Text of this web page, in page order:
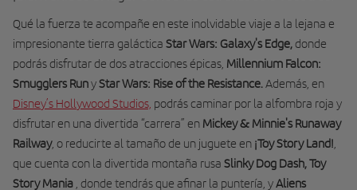
Qué la fuerza te acompañe en este inolvidable viaje a la lejana e
impresionante tierra galáctica Star Wars: Galaxy's Edge, donde
podrás disfrutar de dos atracciones épicas, Millennium Falcon:
Smugglers RunyStar Wars: Rise of the Resistance.Además, en
Disney’s Hollywood Studios, podrás caminar por la alfombra roja y
disfrutar en una divertida “carrera” en Mickey & Minnie's Runaway
Railway, o reducirte al tamaño de un juguete en ¡Toy Story Land!,
que cuenta con la divertida montaña rusa Slinky Dog Dash,Toy
StoryMania , donde tendrás que afinar la puntería, yAliens